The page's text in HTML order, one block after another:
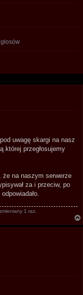
uwagę skargi na nasz
której przegłosujemy
że na naszym serwerze
za i przeciw, po
zmieniany 1 raz.